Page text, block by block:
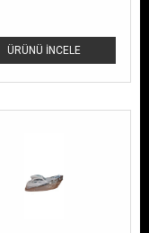
ÜRÜNÜ İNCELE